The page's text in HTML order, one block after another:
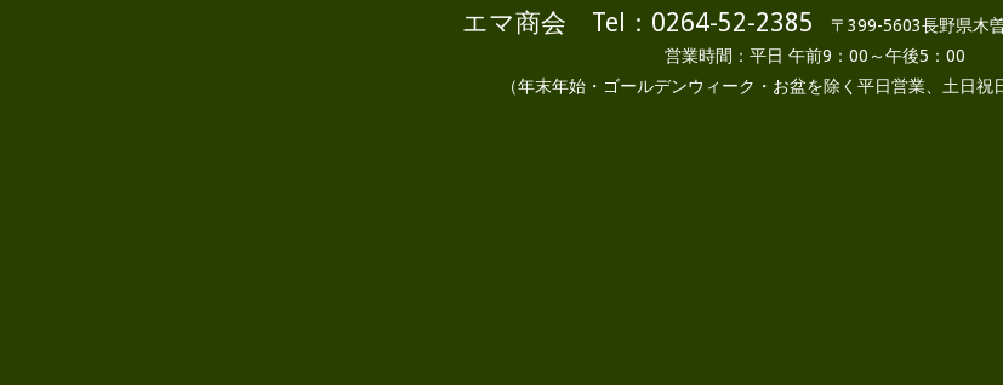
エマ商会 Tel：0264-52-2385
〒399-5603長野県木
営業時間：平日 午前9：00～午後5：00
（年末年始・ゴールデンウィーク・お盆を除く平日営業、土日祝